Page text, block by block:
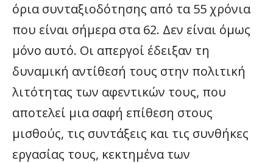
όρια συνταξιοδότησης από τα 55 χρόνια
που είναι σήμερα στα 62. Δεν είναι όμως
μόνο αυτό. Οι απεργοί έδειξαν τη
δυναμική αντίθεσή τους στην πολιτική
λιτότητας των αφεντικών τους, που
αποτελεί μια σαφή επίθεση στους
μισθούς, τις συντάξεις και τις συνθήκες
εργασίας τους, κεκτημένα των